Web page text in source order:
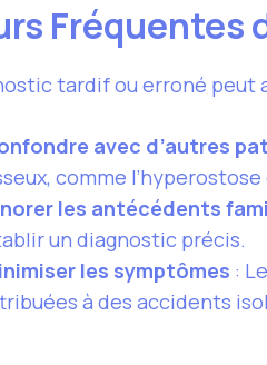
Fréquentes
tardif ou erroné peut
avec d’autres
comme l’hyperostose
les antécédents
un diagnostic précis.
les symptômes :
à des accidents